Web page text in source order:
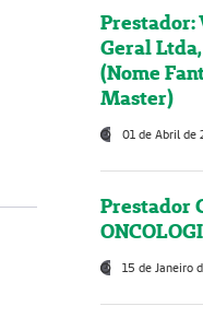
Geral
(Nome
Master)
01 de Abril de
Prestador
15 de Janeiro